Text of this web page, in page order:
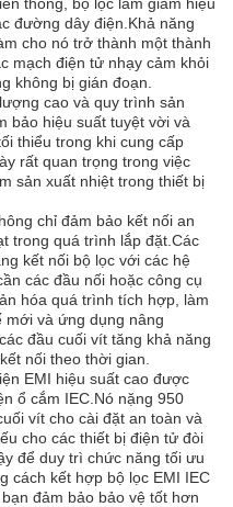
đường dây điện.Khả năng
cho nó trở thành một thành
mạch điện tử nhạy cảm khỏi
không bị gián đoạn.
cao và quy trình sản
bảo hiệu suất tuyệt vời và
thiểu trong khi cung cấp
rất quan trọng trong việc
sản xuất nhiệt trong thiết bị
chỉ đảm bảo kết nối an
trong quá trình lắp đặt.Các
kết nối bộ lọc với các hệ
các đầu nối hoặc công cụ
hóa quá trình tích hợp, làm
mới và ứng dụng nâng
đầu cuối vít tăng khả năng
nối theo thời gian.
EMI hiệu suất cao được
ổ cắm IEC.Nó nặng 950
vít cho cài đặt an toàn và
cho các thiết bị điện tử đòi
để duy trì chức năng tối ưu
cách kết hợp bộ lọc EMI IEC
đảm bảo bảo vệ tốt hơn